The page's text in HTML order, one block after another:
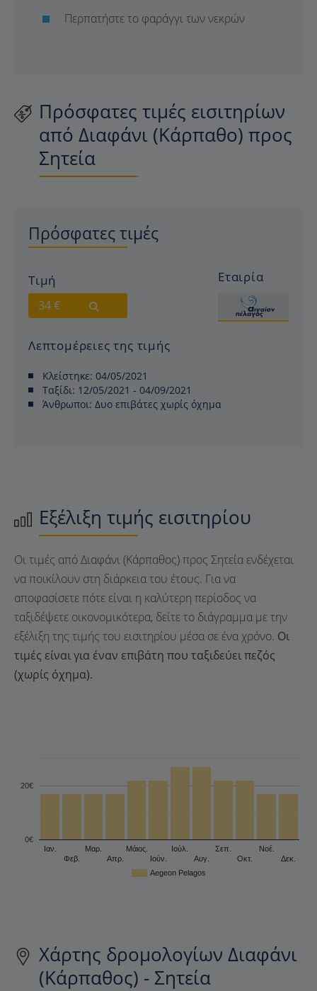
Περπατήστε το φαράγγι των νεκρών
Πρόσφατες τιμές εισιτηρίων
από Διαφάνι (Κάρπαθο) προς
Σητεία
Πρόσφατες τιμές
Τιμή
34 €
Εταιρία
Λεπτομέρειες της τιμής
Κλείστηκε: 04/05/2021
Ταξίδι: 12/05/2021 - 04/09/2021
Άνθρωποι: Δυο επιβάτες χωρίς όχημα
Εξέλιξη τιμής εισιτηρίου
Οι τιμές από Διαφάνι (Κάρπαθος) προς Σητεία ενδέχεται
να ποικίλουν στη διάρκεια του έτους. Για να
αποφασίσετε πότε είναι η καλύτερη περίοδος να
ταξιδέψετε οικονομικότερα, δείτε το διάγραμμα με την
εξέλιξη της τιμής του εισιτηρίου μέσα σε ένα χρόνο. Οι
τιμές είναι για έναν επιβάτη που ταξιδεύει πεζός
(χωρίς όχημα).
Aegeon Pelagos
Ιαν.
Φεβ.
Μαρ.
Απρ.
Μάιος.
Ιούν.
Ιούλ.
Αυγ.
Σεπ.
Οκτ.
Νοέ.
Δεκ.
0€
20€
Χάρτης δρομολογίων Διαφάνι
(Κάρπαθος) - Σητεία